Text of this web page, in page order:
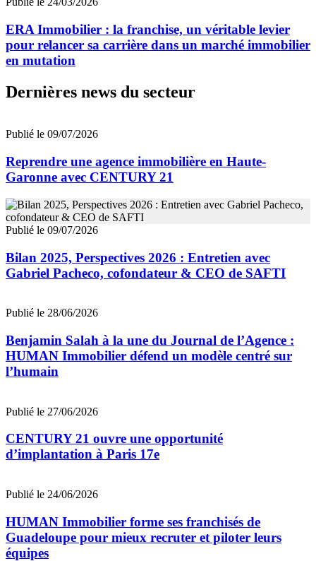
ERA Immobilier : la franchise, un véritable levier
pour relancer sa carrière dans un marché immobilier
en mutation
Dernières news du secteur
Publié le 09/07/2026
Reprendre une agence immobilière en Haute-
Garonne avec CENTURY 21
Publié le 09/07/2026
Bilan 2025, Perspectives 2026 : Entretien avec
Gabriel Pacheco, cofondateur & CEO de SAFTI
Publié le 28/06/2026
Benjamin Salah à la une du Journal de l’Agence :
HUMAN Immobilier défend un modèle centré sur
l’humain
Publié le 27/06/2026
CENTURY 21 ouvre une opportunité
d’implantation à Paris 17e
Publié le 24/06/2026
HUMAN Immobilier forme ses franchisés de
Guadeloupe pour mieux recruter et piloter leurs
équipes